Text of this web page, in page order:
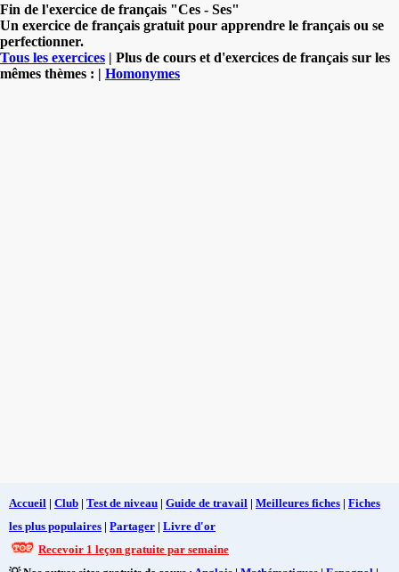
Fin de l'exercice de français "Ces - Ses"
Un exercice de français gratuit pour apprendre le français ou se
perfectionner.
Tous les exercices | Plus de cours et d'exercices de français sur les
mêmes thèmes : | Homonymes
Accueil | Club | Test de niveau | Guide de travail | Meilleures fiches | Fiches
les plus populaires | Partager | Livre d'or
Recevoir 1 leçon gratuite par semaine